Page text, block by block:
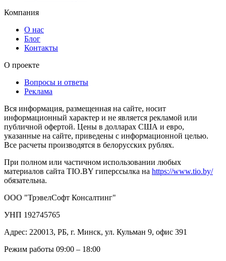
Компания
О нас
Блог
Контакты
О проекте
Вопросы и ответы
Реклама
Вся информация, размещенная на сайте, носит
информационный характер и не является рекламой или
публичной офертой. Цены в долларах США и евро,
указанные на сайте, приведены с информационной целью.
Все расчеты производятся в белорусских рублях.
При полном или частичном использовании любых
материалов сайта TIO.BY гиперссылка на https://www.tio.by/
обязательна.
ООО "ТрэвелСофт Консалтинг"
УНП 192745765
Адрес: 220013, РБ, г. Минск, ул. Кульман 9, офис 391
Режим работы 09:00 – 18:00